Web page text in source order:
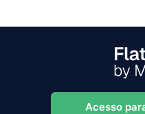
Acesso